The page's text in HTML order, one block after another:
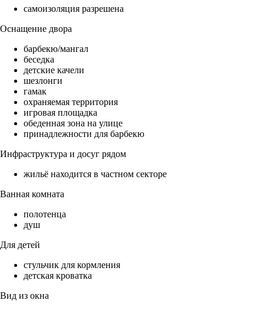
самоизоляция разрешена
Оснащение двора
барбекю/мангал
беседка
детские качели
шезлонги
гамак
охраняемая территория
игровая площадка
обеденная зона на улице
принадлежности для барбекю
Инфраструктура и досуг рядом
жильё находится в частном секторе
Ванная комната
полотенца
душ
Для детей
стульчик для кормления
детская кроватка
Вид из окна